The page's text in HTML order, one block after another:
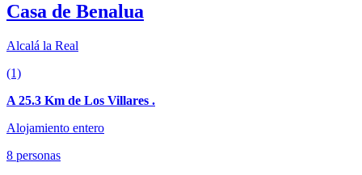
Casa de Benalua
Alcalá la Real
(1)
A 25.3 Km de Los Villares .
Alojamiento entero
8 personas